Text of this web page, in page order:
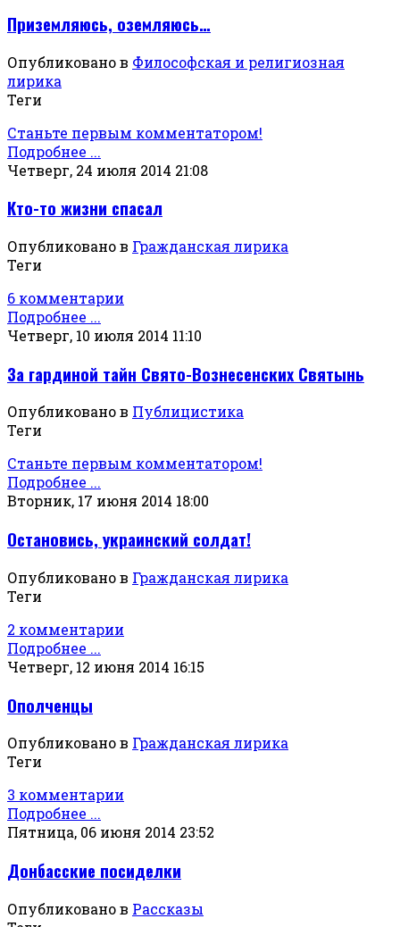
Приземляюсь, оземляюсь…
Опубликовано в Философская и религиозная
лирика
Теги
Станьте первым комментатором!
Подробнее ...
Четверг, 24 июля 2014 21:08
Кто-то жизни спасал
Опубликовано в Гражданская лирика
Теги
6 комментарии
Подробнее ...
Четверг, 10 июля 2014 11:10
За гардиной тайн Свято-Вознесенских Святынь
Опубликовано в Публицистика
Теги
Станьте первым комментатором!
Подробнее ...
Вторник, 17 июня 2014 18:00
Остановись, украинский солдат!
Опубликовано в Гражданская лирика
Теги
2 комментарии
Подробнее ...
Четверг, 12 июня 2014 16:15
Ополченцы
Опубликовано в Гражданская лирика
Теги
3 комментарии
Подробнее ...
Пятница, 06 июня 2014 23:52
Донбасские посиделки
Опубликовано в Рассказы